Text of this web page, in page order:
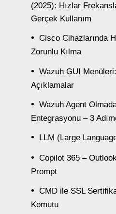
(2025): Hızlar
Gerçek Kullanım
Cisco Cihazlarında
Zorunlu Kılma
Wazuh GUI
Açıklamalar
Wazuh Agent
Entegrasyonu – 3
LLM (Large
Copilot 365 –
Prompt
CMD ile SSL
Komutu